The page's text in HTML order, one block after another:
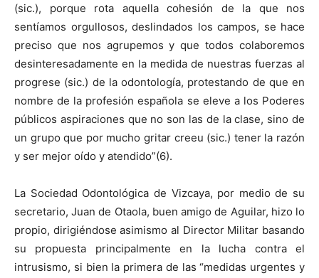
(sic.), porque rota aquella cohesión de la que nos
sentíamos orgullosos, deslindados los campos, se hace
preciso que nos agrupemos y que todos colaboremos
desinteresadamente en la medida de nuestras fuerzas al
progrese (sic.) de la odontología, protestando de que en
nombre de la profesión española se eleve a los Poderes
públicos aspiraciones que no son las de la clase, sino de
un grupo que por mucho gritar creeu (sic.) tener la razón
y ser mejor oído y atendido”(6).
La Sociedad Odontológica de Vizcaya, por medio de su
secretario, Juan de Otaola, buen amigo de Aguilar, hizo lo
propio, dirigiéndose asimismo al Director Militar basando
su propuesta principalmente en la lucha contra el
intrusismo, si bien la primera de las “medidas urgentes y